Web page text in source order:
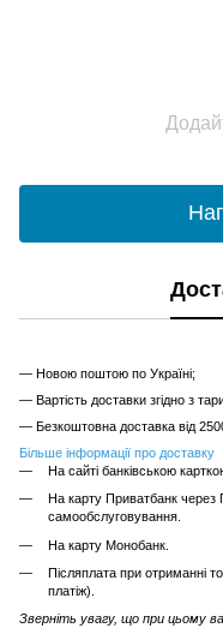
— Новою поштою по Україні;
— Вартість доставки згідно з
— Безкоштовна доставка від
Більше інформації про доставку
На сайті банківською
На карту Приватбанк через
самообслуговування.
На карту Монобанк.
Післяплата при отриманні
платіж).
Зверніть увагу, що при цьому